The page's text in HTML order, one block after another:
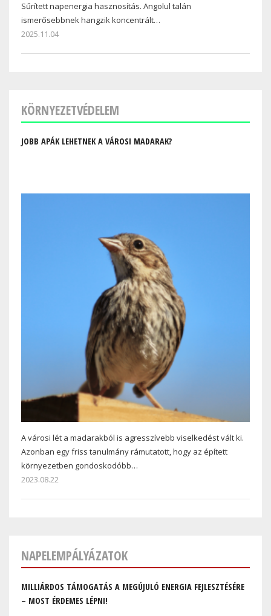
Sűrített napenergia hasznosítás. Angolul talán
ismerősebbnek hangzik koncentrált…
2025.11.04
KÖRNYEZETVÉDELEM
JOBB APÁK LEHETNEK A VÁROSI MADARAK?
A városi lét a madarakból is agresszívebb viselkedést vált ki.
Azonban egy friss tanulmány rámutatott, hogy az épített
környezetben gondoskodóbb…
2023.08.22
NAPELEMPÁLYÁZATOK
MILLIÁRDOS TÁMOGATÁS A MEGÚJULÓ ENERGIA FEJLESZTÉSÉRE
– MOST ÉRDEMES LÉPNI!